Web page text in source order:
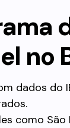
no
dados do
como São